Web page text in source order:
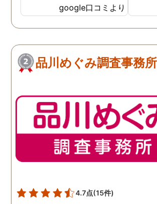
す。はじめからこちらにす
ればよかったです😢 …
google口コミより
品川めぐみ調査事務所
4.7点(15件)